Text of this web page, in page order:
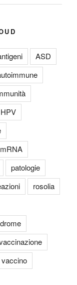
ASD
HPV
mRNA
patologie
rosolia
vaccino